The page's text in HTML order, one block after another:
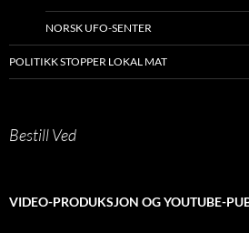
NORSK UFO-SENTER
POLITIKK STOPPER LOKAL MAT
Bestill Ved
VIDEO-PRODUKSJON OG YOUTUBE-